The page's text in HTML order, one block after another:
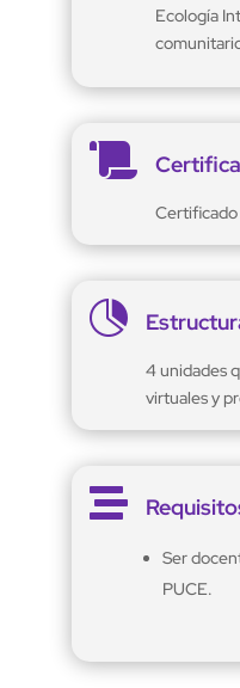
Ecología


4 unidades
virtuales y

Ser
PUCE.